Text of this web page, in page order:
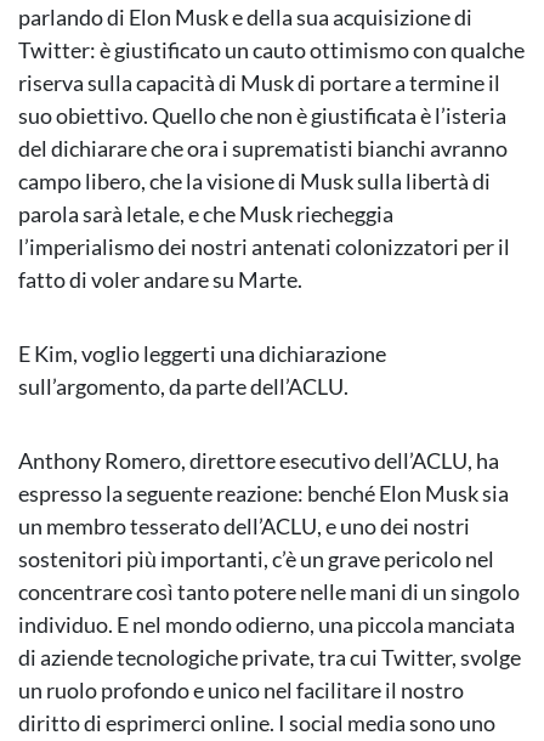
parlando di Elon Musk e della sua acquisizione di
Twitter: è giustificato un cauto ottimismo con qualche
riserva sulla capacità di Musk di portare a termine il
suo obiettivo. Quello che non è giustificata è l’isteria
del dichiarare che ora i suprematisti bianchi avranno
campo libero, che la visione di Musk sulla libertà di
parola sarà letale, e che Musk riecheggia
l’imperialismo dei nostri antenati colonizzatori per il
fatto di voler andare su Marte.
E Kim, voglio leggerti una dichiarazione
sull’argomento, da parte dell’ACLU.
Anthony Romero, direttore esecutivo dell’ACLU, ha
espresso la seguente reazione: benché Elon Musk sia
un membro tesserato dell’ACLU, e uno dei nostri
sostenitori più importanti, c’è un grave pericolo nel
concentrare così tanto potere nelle mani di un singolo
individuo. E nel mondo odierno, una piccola manciata
di aziende tecnologiche private, tra cui Twitter, svolge
un ruolo profondo e unico nel facilitare il nostro
diritto di esprimerci online. I social media sono uno